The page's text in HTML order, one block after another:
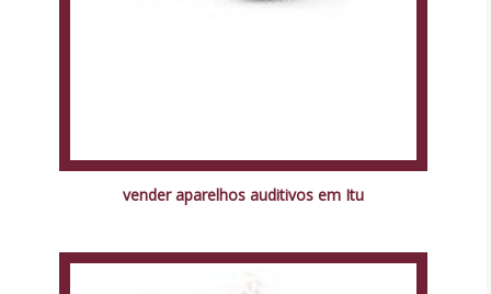
vender aparelhos auditivos em Itu